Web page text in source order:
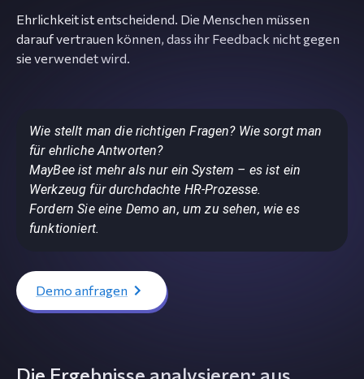
Ehrlichkeit ist entscheidend. Die Menschen müssen
darauf vertrauen können, dass ihr Feedback nicht gegen
sie verwendet wird.
Wie stellt man die richtigen Fragen? Wie sorgt man
für ehrliche Antworten?
MayBee ist mehr als nur ein System – es ist ein
Werkzeug für durchdachte HR-Prozesse.
Fordern Sie eine Demo an, um zu sehen, wie es
funktioniert.
Demo anfragen